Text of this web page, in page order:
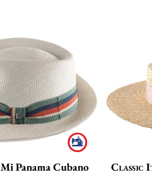
Mi Panama Cubano Classic